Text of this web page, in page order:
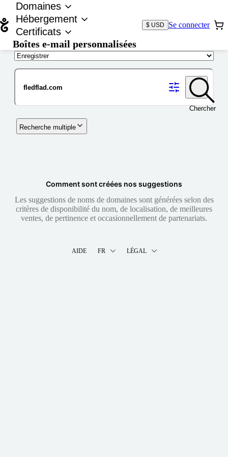
Domaines
Hébergement
Certificats
Boîtes e-mail personnalisées
$ USD Se connecter
Chercher
Recherche multiple
Comment sont créées nos suggestions
Les suggestions de noms de domaines sont générées selon des
critères de disponibilité du nom, de localisation, de meilleures
ventes, de pertinence et occasionnellement de partenariats.
AIDE FR LÉGAL